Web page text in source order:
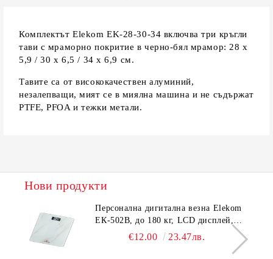
Комплектът Elekom EK-28-30-34 включва три кръгли
тави с мраморно покритие в черно-бял мрамор: 28 х
5,9 / 30 х 6,5 / 34 х 6,9 см.
Тавите са от висококачествен алуминий,
незалепващи, мият се в миялна машина и не съдържат
PTFE, PFOA и тежки метали.
Нови продукти
Персонална дигитална везна Elekom
ЕК-502B, до 180 кг, LCD дисплей,
Темперирано стъкло - 6.0 мм,
€12.00 23.47лв.